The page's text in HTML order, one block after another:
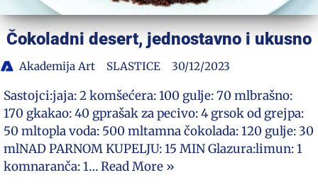
Čokoladni desert, jednostavno i ukusno
Akademija Art SLASTICE 30/12/2023
Sastojci:jaja: 2 komšećera: 100 gulje: 70 mlbrašno:
170 gkakao: 40 gprašak za pecivo: 4 grsok od grejpa:
50 mltopla voda: 500 mltamna čokolada: 120 gulje: 30
mlNAD PARNOM KUPELJU: 15 MIN Glazura:limun: 1
komnaranča: 1…Read More »